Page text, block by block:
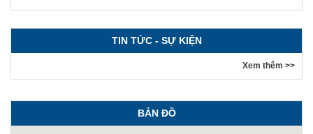
TIN TỨC - SỰ KIỆN
Xem thêm >>
BẢN ĐỒ